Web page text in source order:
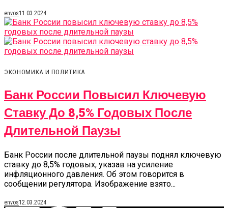
envos11.03.2024
ЭКОНОМИКА И ПОЛИТИКА
Банк России Повысил Ключевую
Ставку До 8,5% Годовых После
Длительной Паузы
Банк России после длительной паузы поднял ключевую
ставку до 8,5% годовых, указав на усиление
инфляционного давления. Об этом говорится в
сообщении регулятора. Изображение взято...
envos12.03.2024